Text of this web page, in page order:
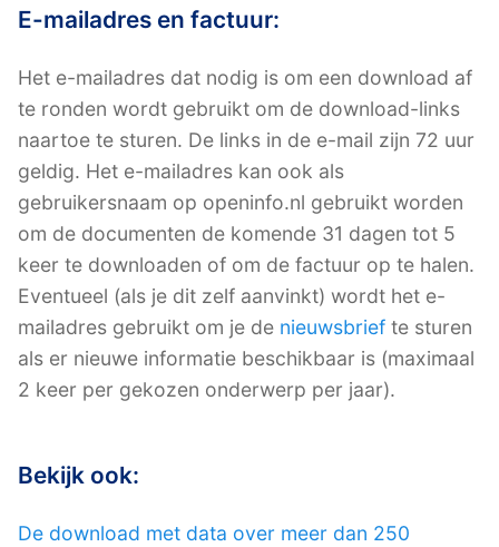
E-mailadres en factuur:
Het e-mailadres dat nodig is om een download af
te ronden wordt gebruikt om de download-links
naartoe te sturen. De links in de e-mail zijn 72 uur
geldig. Het e-mailadres kan ook als
gebruikersnaam op openinfo.nl gebruikt worden
om de documenten de komende 31 dagen tot 5
keer te downloaden of om de factuur op te halen.
Eventueel (als je dit zelf aanvinkt) wordt het e-
mailadres gebruikt om je de nieuwsbrief te sturen
als er nieuwe informatie beschikbaar is (maximaal
2 keer per gekozen onderwerp per jaar).
Bekijk ook:
De download met data over meer dan 250